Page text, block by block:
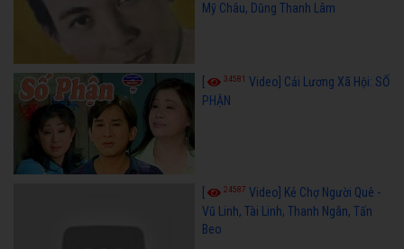
Mỹ Châu, Dũng Thanh Lâm
34581 Video] Cải Lương Xã Hội: SỐ
PHẬN
24587 Video] Kẻ Chợ Người Quê -
Vũ Linh, Tài Linh, Thanh Ngân, Tấn
Beo